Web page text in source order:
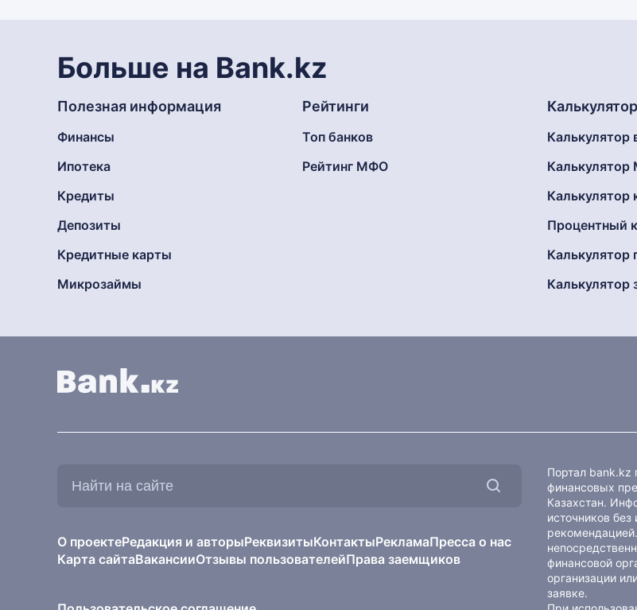
Больше на Bank.kz
Полезная информация
Финансы
Ипотека
Кредиты
Депозиты
Кредитные карты
Микрозаймы
Рейтинги
Топ банков
Рейтинг МФО
Калькулятор
Калькулятор
Процентный
Калькулятор
Калькулятор
О проектеРедакция и авторыРеквизитыКонтактыРекламаПресса о нас
Карта сайтаВакансииОтзывы пользователейПрава заемщиков
Портал bank.kz
финансовых
Казахстан.
источников
финансовой
организации
заявке.